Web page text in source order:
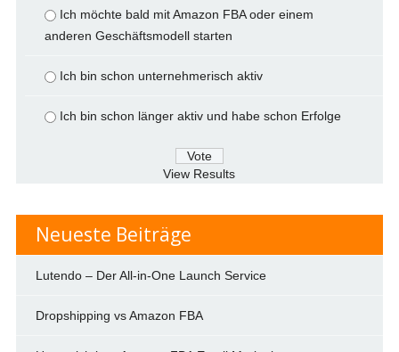
Ich möchte bald mit Amazon FBA oder einem
anderen Geschäftsmodell starten
Ich bin schon unternehmerisch aktiv
Ich bin schon länger aktiv und habe schon Erfolge
View Results
Neueste Beiträge
Lutendo – Der All-in-One Launch Service
Dropshipping vs Amazon FBA